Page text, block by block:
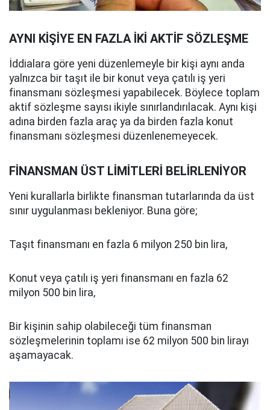
AYNI KİŞİYE EN FAZLA İKİ AKTİF SÖZLEŞME
İddialara göre yeni düzenlemeyle bir kişi aynı anda
yalnızca bir taşıt ile bir konut veya çatılı iş yeri
finansmanı sözleşmesi yapabilecek. Böylece toplam
aktif sözleşme sayısı ikiyle sınırlandırılacak. Aynı kişi
adına birden fazla araç ya da birden fazla konut
finansmanı sözleşmesi düzenlenemeyecek.
FİNANSMAN ÜST LİMİTLERİ BELİRLENİYOR
Yeni kurallarla birlikte finansman tutarlarında da üst
sınır uygulanması bekleniyor. Buna göre;
Taşıt finansmanı en fazla 6 milyon 250 bin lira,
Konut veya çatılı iş yeri finansmanı en fazla 62
milyon 500 bin lira,
Bir kişinin sahip olabileceği tüm finansman
sözleşmelerinin toplamı ise 62 milyon 500 bin lirayı
aşamayacak.